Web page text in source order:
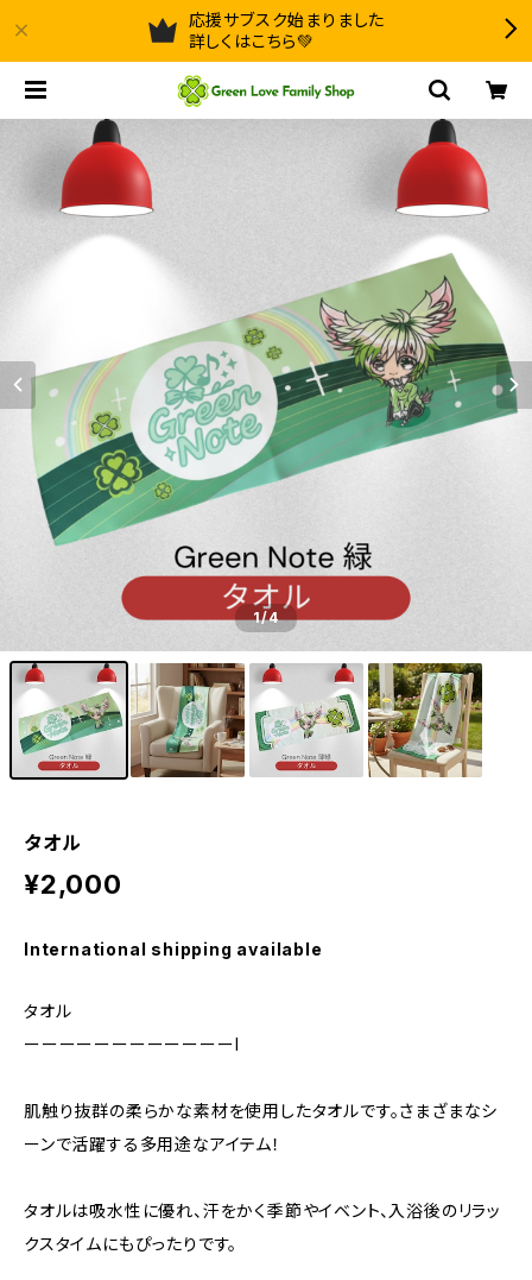
応援サブスク始まりました
詳しくはこちら💚
1/4
タオル
¥2,000
International shipping available
タオル
ーーーーーーーーーーーーl
肌触り抜群の柔らかな素材を使用したタオルです。さまざまなシ
ーンで活躍する多用途なアイテム！
タオルは吸水性に優れ、汗をかく季節やイベント、入浴後のリラッ
クスタイムにもぴったりです。